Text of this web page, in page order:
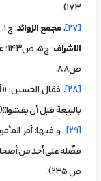
173).
[27]
.مجمع الزوائد، ج 1، ص113 و ج7، ص247؛
الاشراف؛ ج5، ص143؛
ص88.
[28]
. فقال الحسين:
بالبيعة قبل أن يفشوا»(
[29]
. و فيها: أمر
فضّله على أحد من
ص 235).